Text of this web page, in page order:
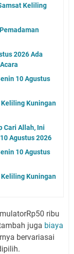
Keliling
2026 Ada
10 Agustus
Kuningan
Cari Allah, Ini
Agustus 2026
10 Agustus
Kuningan
ribu
juga biaya
bervariasai